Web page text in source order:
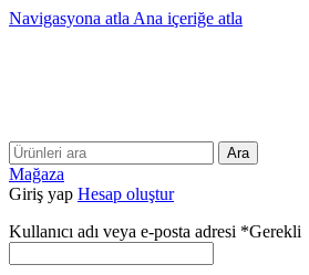
Navigasyona atla Ana içeriğe atla
Ara
Mağaza
Giriş yap Hesap oluştur
Kullanıcı adı veya e-posta adresi *Gerekli